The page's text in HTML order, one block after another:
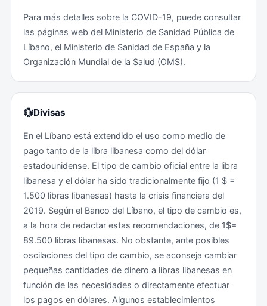
recomendaciones sanitarias por países del Ministerio
de Sanidad en su pág ina web .
Para más detalles sobre la COVID-19, puede consultar
las páginas web del Ministerio de Sanidad Pública de
Líbano, el Ministerio de Sanidad de España y la
Organización Mundial de la Salud (OMS).
💱Divisas
En el Líbano está extendido el uso como medio de
pago tanto de la libra libanesa como del dólar
estadounidense. El tipo de cambio oficial entre la libra
libanesa y el dólar ha sido tradicionalmente fijo (1 $ =
1.500 libras libanesas) hasta la crisis financiera del
2019. Según el Banco del Líbano, el tipo de cambio es,
a la hora de redactar estas recomendaciones, de 1$=
89.500 libras libanesas. No obstante, ante posibles
oscilaciones del tipo de cambio, se aconseja cambiar
pequeñas cantidades de dinero a libras libanesas en
función de las necesidades o directamente efectuar
los pagos en dólares. Algunos establecimientos